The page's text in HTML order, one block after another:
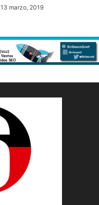
13 marzo, 2019